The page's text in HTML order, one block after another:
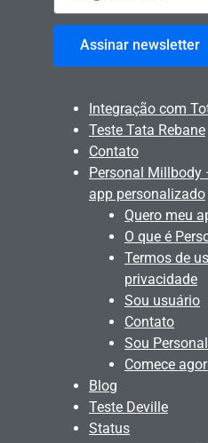
Assinar newsletter
Integração com
Teste Tata Rebane
Contato
Personal Millbody
app personalizado
Quero meu
O que é
Termos de
privacidade
Sou usuário
Contato
Sou Personal
Comece
Blog
Teste Deville
Status